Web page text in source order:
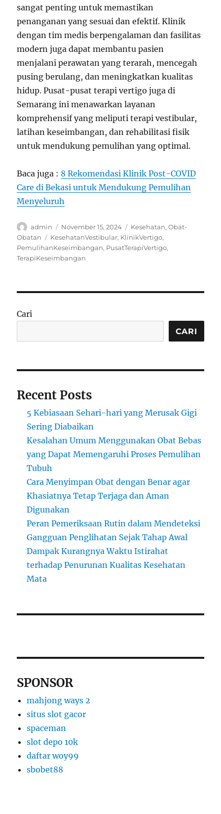
sangat penting untuk memastikan
penanganan yang sesuai dan efektif. Klinik
dengan tim medis berpengalaman dan fasilitas
modern juga dapat membantu pasien
menjalani perawatan yang terarah, mencegah
pusing berulang, dan meningkatkan kualitas
hidup. Pusat-pusat terapi vertigo juga di
Semarang ini menawarkan layanan
komprehensif yang meliputi terapi vestibular,
latihan keseimbangan, dan rehabilitasi fisik
untuk mendukung pemulihan yang optimal.
Baca juga : 8 Rekomendasi Klinik Post-COVID
Care di Bekasi untuk Mendukung Pemulihan
Menyeluruh
Author
admin
Posted
on
November 15, 2024 Categories
Kesehatan,Obat-
Obatan
Tags
KesehatanVestibular, KlinikVertigo,
PemulihanKeseimbangan, PusatTerapiVertigo,
TerapiKeseimbangan
Cari
CARI
Recent Posts
5 Kebiasaan Sehari-hari yang Merusak Gigi
Sering Diabaikan
Kesalahan Umum Menggunakan Obat Bebas
yang Dapat Memengaruhi Proses Pemulihan
Tubuh
Cara Menyimpan Obat dengan Benar agar
Khasiatnya Tetap Terjaga dan Aman
Digunakan
Peran Pemeriksaan Rutin dalam Mendeteksi
Gangguan Penglihatan Sejak Tahap Awal
Dampak Kurangnya Waktu Istirahat
terhadap Penurunan Kualitas Kesehatan
Mata
SPONSOR
mahjong ways 2
situs slot gacor
spaceman
slot depo 10k
daftar woy99
sbobet88